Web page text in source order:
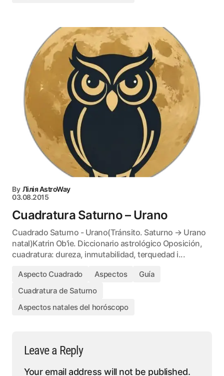
By Лілія AstroWay
03.08.2015
Cuadratura Saturno – Urano
Cuadrado Saturno - Urano(Tránsito. Saturno → Urano
natal)Katrin Ob'ie. Diccionario astrológico Oposición,
cuadratura: dureza, inmutabilidad, terquedad i...
Aspecto Cuadrado Aspectos
Guía
Cuadratura de Saturno
Aspectos natales del horóscopo
Leave a Reply
Your email address will not be published.